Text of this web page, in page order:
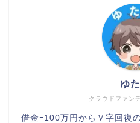
クラウドファン
ゆ
借金ｰ100万円からＶ字回復